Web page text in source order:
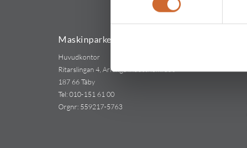
Maskinparken Sverige AB
Huvudkontor
Ritarslingan 4, Arninge Industriområde
187 66 Täby
Tel:010-151 61 00
Orgnr: 559217-5763